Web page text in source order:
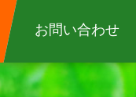
お問い合わせ